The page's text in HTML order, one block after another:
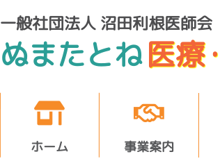
一般社団法人 沼田利根医師会
ぬまたとね医療・
ホーム 事業案内